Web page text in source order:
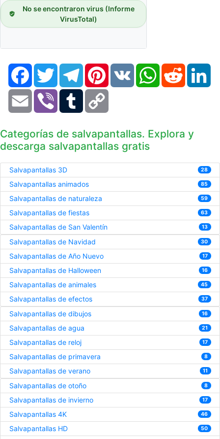
No se encontraron virus (Informe
VirusTotal)
FacebookTwitter TelegramPinterestVK WhatsAppReddit
Email Viber Tumblr
Categorías de salvapantallas. Explora y
descarga salvapantallas gratis
Salvapantallas 3D 28
Salvapantallas animados 85
Salvapantallas de naturaleza 59
Salvapantallas de fiestas 63
Salvapantallas de San Valentín 13
Salvapantallas de Navidad 30
Salvapantallas de Año Nuevo 17
Salvapantallas de Halloween 16
Salvapantallas de animales 45
Salvapantallas de efectos 37
Salvapantallas de dibujos 16
Salvapantallas de agua 21
Salvapantallas de reloj 17
Salvapantallas de primavera 8
Salvapantallas de verano 11
Salvapantallas de otoño 8
Salvapantallas de invierno 17
Salvapantallas 4K 46
Salvapantallas HD 50